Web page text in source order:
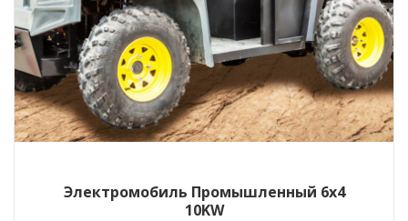
Электромобиль Промышленный 6х4
10KW